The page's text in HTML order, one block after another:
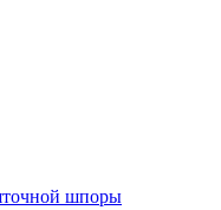
шпоры